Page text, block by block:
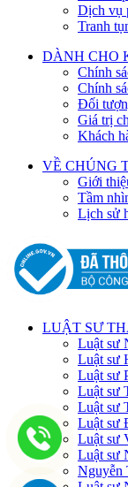
Dịch vụ
Tranh
DÀNH CHO
Chính
Chính
Đối
Giá trị
Khách
VỀ CHÚNG
Giới
Tầm
Lịch sử
LUẬT SƯ
Luật sư
Luật sư
Luật sư
Luật sư
Luật sư
Luật sư
Luật sư
Luật sư
Nguyễn